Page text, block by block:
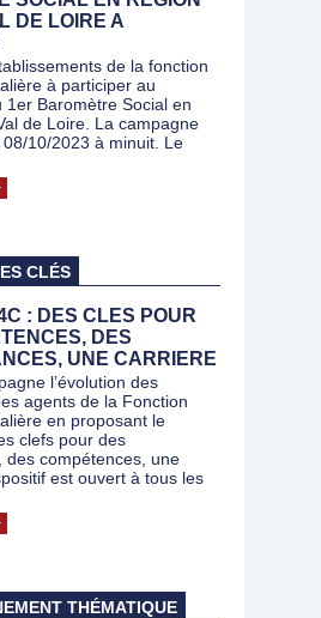
DE LOIRE A
de la fonction
à participer au
1er Baromètre Social en
de Loire. La campagne
10/2023 à minuit. Le
CLÉS
: DES CLES POUR
DES
UNE CARRIERE
l’évolution des
agents de la Fonction
en proposant le
clefs pour des
des compétences, une
est ouvert à tous les
THÉMATIQUE